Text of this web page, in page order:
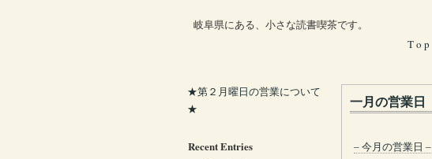
岐阜県にある、小さな読書喫茶です。
T o p
一月の営業日
– 今月の営業日 –
★第２月曜日の営業について
★
Recent Entries